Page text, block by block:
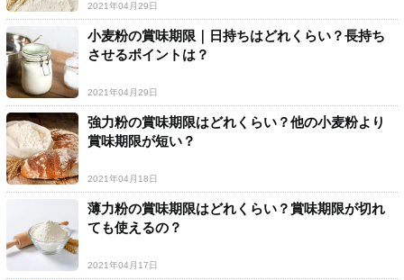
2021年04月29日
小麦粉の賞味期限｜日持ちはどれくらい？長持ち
させるポイントは？
2021年04月29日
強力粉の賞味期限はどれくらい？他の小麦粉より
賞味期限が短い？
2021年04月18日
薄力粉の賞味期限はどれくらい？賞味期限が切れ
ても使えるの？
2021年04月17日